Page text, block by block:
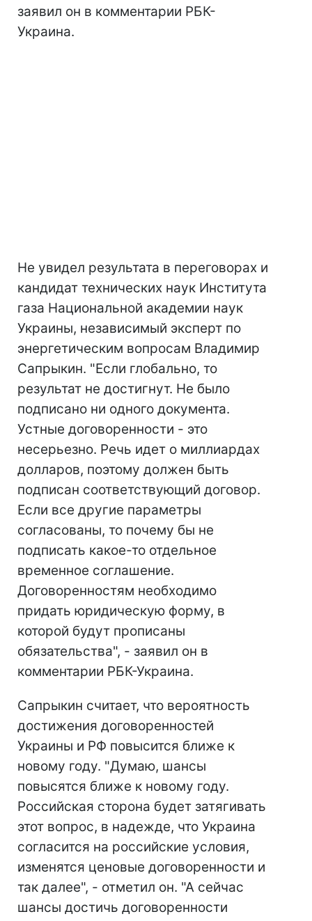
заявил он в комментарии РБК-
Украина.
Не увидел результата в переговорах и
кандидат технических наук Института
газа Национальной академии наук
Украины, независимый эксперт по
энергетическим вопросам Владимир
Сапрыкин. "Если глобально, то
результат не достигнут. Не было
подписано ни одного документа.
Устные договоренности - это
несерьезно. Речь идет о миллиардах
долларов, поэтому должен быть
подписан соответствующий договор.
Если все другие параметры
согласованы, то почему бы не
подписать какое-то отдельное
временное соглашение.
Договоренностям необходимо
придать юридическую форму, в
которой будут прописаны
обязательства", - заявил он в
комментарии РБК-Украина.
Сапрыкин считает, что вероятность
достижения договоренностей
Украины и РФ повысится ближе к
новому году. "Думаю, шансы
повысятся ближе к новому году.
Российская сторона будет затягивать
этот вопрос, в надежде, что Украина
согласится на российские условия,
изменятся ценовые договоренности и
так далее", - отметил он. "А сейчас
шансы достичь договоренности